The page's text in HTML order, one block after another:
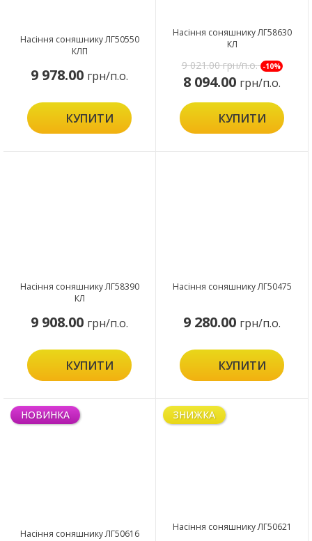
Насіння соняшнику ЛГ50550
КЛП
9 978.00 грн/п.о.
КУПИТИ
Насіння соняшнику ЛГ58630
КЛ
9 021.00грн/п.о. -10%
8 094.00 грн/п.о.
КУПИТИ
Насіння соняшнику ЛГ58390
КЛ
9 908.00 грн/п.о.
КУПИТИ
Насіння соняшнику ЛГ50475
9 280.00 грн/п.о.
КУПИТИ
НОВИНКА
Насіння соняшнику ЛГ50616
ЗНИЖКА
Насіння соняшнику ЛГ50621